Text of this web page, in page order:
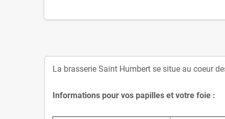
La brasserie Saint Humbert se situe au coeur
Informations pour vos papilles et votre foie :